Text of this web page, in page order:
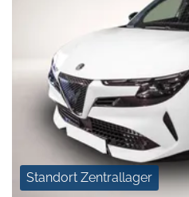
Standort Zentrallager